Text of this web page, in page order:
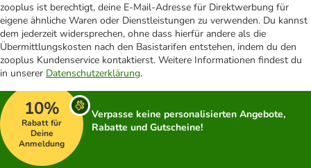
zooplus ist berechtigt, deine E-Mail-Adresse für Direktwerbung für
eigene ähnliche Waren oder Dienstleistungen zu verwenden. Du kannst
dem jederzeit widersprechen, ohne dass hierfür andere als die
Übermittlungskosten nach den Basistarifen entstehen, indem du den
zooplus Kundenservice kontaktierst. Weitere Informationen findest du
in unserer Datenschutzerklärung.
10%
Rabatt für
Deine
Anmeldung
Verpasse keine personalisierten Angebote,
Rabatte und Gutscheine!